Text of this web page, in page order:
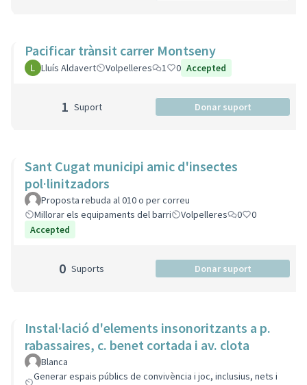
Pacificar trànsit carrer Montseny
Lluís Aldavert Volpelleres 1 0 Accepted
1 Suport Donar suport
Sant Cugat municipi amic d'insectes
pol·linitzadors
Proposta rebuda al 010 o per correu
Millorar els equipaments del barri
Volpelleres 0
0
Accepted
0 Suports Donar suport
Instal·lació d'elements insonoritzants a p.
rabassaires, c. benet cortada i av. clota
Blanca
Generar espais públics de convivència i joc, inclusius, nets i